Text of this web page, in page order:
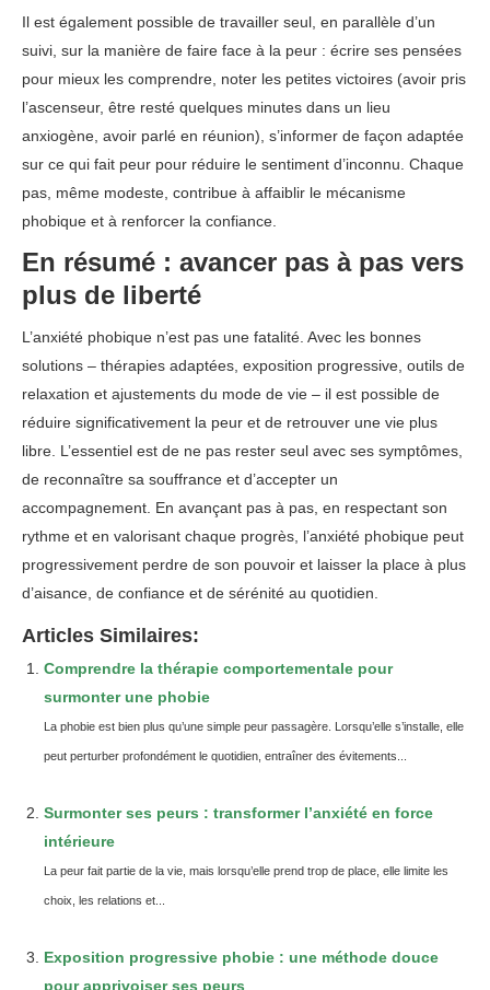
Il est également possible de travailler seul, en parallèle d’un
suivi, sur la manière de faire face à la peur : écrire ses pensées
pour mieux les comprendre, noter les petites victoires (avoir pris
l’ascenseur, être resté quelques minutes dans un lieu
anxiogène, avoir parlé en réunion), s’informer de façon adaptée
sur ce qui fait peur pour réduire le sentiment d’inconnu. Chaque
pas, même modeste, contribue à affaiblir le mécanisme
phobique et à renforcer la confiance.
En résumé : avancer pas à pas vers
plus de liberté
L’anxiété phobique n’est pas une fatalité. Avec les bonnes
solutions – thérapies adaptées, exposition progressive, outils de
relaxation et ajustements du mode de vie – il est possible de
réduire significativement la peur et de retrouver une vie plus
libre. L’essentiel est de ne pas rester seul avec ses symptômes,
de reconnaître sa souffrance et d’accepter un
accompagnement. En avançant pas à pas, en respectant son
rythme et en valorisant chaque progrès, l’anxiété phobique peut
progressivement perdre de son pouvoir et laisser la place à plus
d’aisance, de confiance et de sérénité au quotidien.
Articles Similaires:
Comprendre la thérapie comportementale pour
surmonter une phobie
La phobie est bien plus qu’une simple peur passagère. Lorsqu’elle s’installe, elle
peut perturber profondément le quotidien, entraîner des évitements...
Surmonter ses peurs : transformer l’anxiété en force
intérieure
La peur fait partie de la vie, mais lorsqu’elle prend trop de place, elle limite les
choix, les relations et...
Exposition progressive phobie : une méthode douce
pour apprivoiser ses peurs